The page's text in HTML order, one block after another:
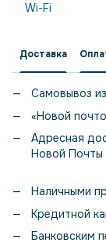
Wi-Fi
Доставка
Самовывоз
«Новой
Адресная
Новой Почты
Наличными
Кредитной
Банковским